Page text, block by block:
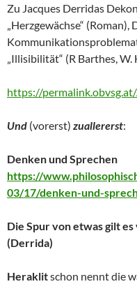
Zu Jacques Derridas
„Herzgewächse“
„Illisibilität“ (R Barthes,
https://
Und (vorerst) zuallererst:
Denken und Sprechen
https://
03/17/denken-und-
Die Spur von etwas gilt
(Derrida)
Heraklitschon nennt die